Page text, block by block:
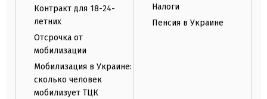
Контракт для 18-24-
летних
Отсрочка от
мобилизации
Мобилизация в Украине:
сколько человек
мобилизует ТЦК
Налоги
Пенсия в Украине